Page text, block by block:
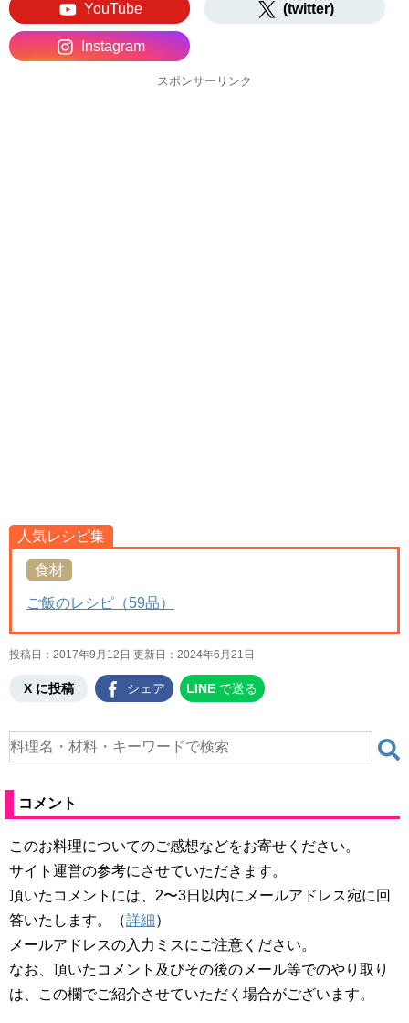
YouTube (twitter)
Instagram
スポンサーリンク
人気レシピ集
食材
ご飯のレシピ（59品）
投稿日：2017年9月12日 更新日： 2024年6月21日
X に投稿 シェア LINE で送る
コメント
このお料理についてのご感想などをお寄せください。
サイト運営の参考にさせていただきます。
頂いたコメントには、2〜3日以内にメールアドレス宛に回
答いたします。（詳細）
メールアドレスの入力ミスにご注意ください。
なお、頂いたコメント及びその後のメール等でのやり取り
は、この欄でご紹介させていただく場合がございます。